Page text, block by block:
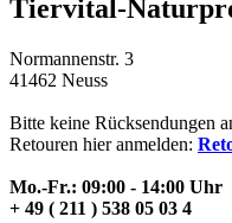
Tiervital-
Normannenstr. 3
41462 Neuss
Bitte keine Rücksendungen
Retouren hier anmelden:
Mo.-Fr.: 09:00 - 14:00 Uhr
+ 49 ( 211 ) 538 05 03 4